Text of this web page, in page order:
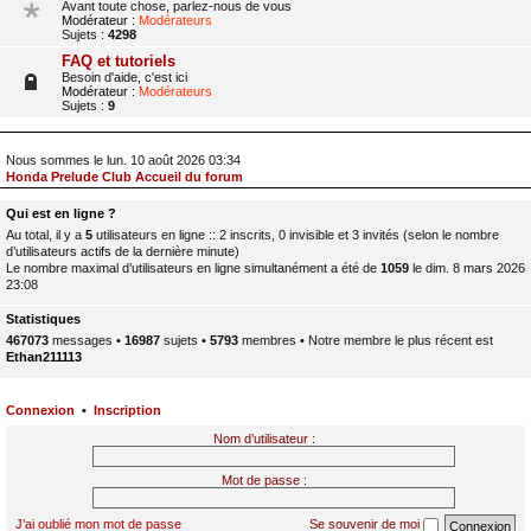
Avant toute chose, parlez-nous de vous
Modérateur : Modérateurs
Sujets : 4298
FAQ et tutoriels
Besoin d'aide, c'est ici
Modérateur : Modérateurs
Sujets : 9
Nous sommes le lun. 10 août 2026 03:34
Honda Prelude Club Accueil du forum
Qui est en ligne ?
Au total, il y a 5 utilisateurs en ligne :: 2 inscrits, 0 invisible et 3 invités (selon le nombre
d’utilisateurs actifs de la dernière minute)
Le nombre maximal d’utilisateurs en ligne simultanément a été de 1059 le dim. 8 mars 2026
23:08
Statistiques
467073 messages • 16987 sujets • 5793 membres • Notre membre le plus récent est
Ethan211113
Connexion • Inscription
Nom d’utilisateur :
Mot de passe :
J’ai oublié mon mot de passe Se souvenir de moi